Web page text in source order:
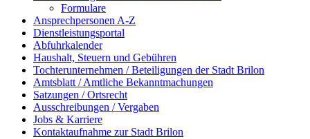
Formulare
Ansprechpersonen A-Z
Dienstleistungsportal
Abfuhrkalender
Haushalt, Steuern und Gebühren
Tochterunternehmen / Beteiligungen der Stadt Brilon
Amtsblatt / Amtliche Bekanntmachungen
Satzungen / Ortsrecht
Ausschreibungen / Vergaben
Jobs & Karriere
Kontaktaufnahme zur Stadt Brilon